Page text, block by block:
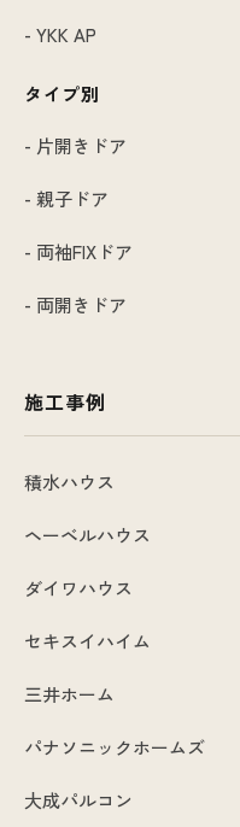
- YKK AP
タイプ別
- 片開きドア
- 親子ドア
- 両袖FIXドア
- 両開きドア
施工事例
積水ハウス
ヘーベルハウス
ダイワハウス
セキスイハイム
三井ホーム
パナソニックホームズ
大成パルコン